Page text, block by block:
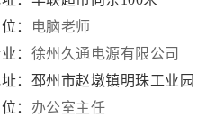
：
电脑老师
： 徐州久通电源有限公司
：邳州市赵墩镇明珠工业园
： 办公室主任